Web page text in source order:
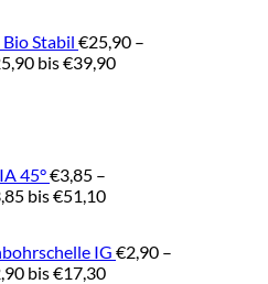
Stabil €25,90 –
bis €39,90
45°€3,85 –
bis €51,10
IG €2,90 –
bis €17,30